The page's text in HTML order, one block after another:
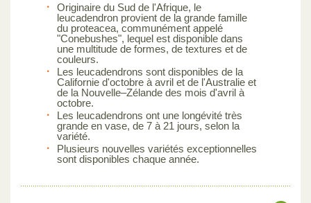
Originaire du Sud de l'Afrique, le
leucadendron provient de la grande famille
du proteacea, communément appelé
"Conebushes", lequel est disponible dans
une multitude de formes, de textures et de
couleurs.
Les leucadendrons sont disponibles de la
Californie d'octobre à avril et de l'Australie et
de la Nouvelle–Zélande des mois d'avril à
octobre.
Les leucadendrons ont une longévité très
grande en vase, de 7 à 21 jours, selon la
variété.
Plusieurs nouvelles variétés exceptionnelles
sont disponibles chaque année.